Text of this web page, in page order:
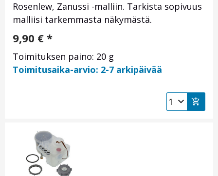
Rosenlew, Zanussi -malliin. Tarkista sopivuus
malliisi tarkemmasta näkymästä.
9,90 € *
Toimituksen paino: 20 g
Toimitusaika-arvio: 2-7 arkipäivää